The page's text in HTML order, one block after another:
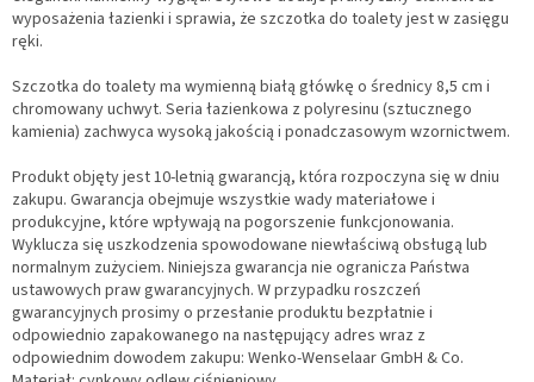
wyposażenia łazienki i sprawia, że szczotka do toalety jest w zasięgu
ręki.
Szczotka do toalety ma wymienną białą główkę o średnicy 8,5 cm i
chromowany uchwyt. Seria łazienkowa z polyresinu (sztucznego
kamienia) zachwyca wysoką jakością i ponadczasowym wzornictwem.
Produkt objęty jest 10-letnią gwarancją, która rozpoczyna się w dniu
zakupu. Gwarancja obejmuje wszystkie wady materiałowe i
produkcyjne, które wpływają na pogorszenie funkcjonowania.
Wyklucza się uszkodzenia spowodowane niewłaściwą obsługą lub
normalnym zużyciem. Niniejsza gwarancja nie ogranicza Państwa
ustawowych praw gwarancyjnych. W przypadku roszczeń
gwarancyjnych prosimy o przesłanie produktu bezpłatnie i
odpowiednio zapakowanego na następujący adres wraz z
odpowiednim dowodem zakupu: Wenko-Wenselaar GmbH & Co.